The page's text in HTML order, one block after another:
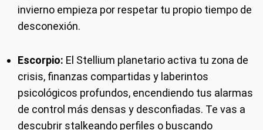
invierno empieza por respetar tu propio tiempo de
desconexión.
Escorpio: El Stellium planetario activa tu zona de
crisis, finanzas compartidas y laberintos
psicológicos profundos, encendiendo tus alarmas
de control más densas y desconfiadas. Te vas a
descubrir stalkeando perfiles o buscando